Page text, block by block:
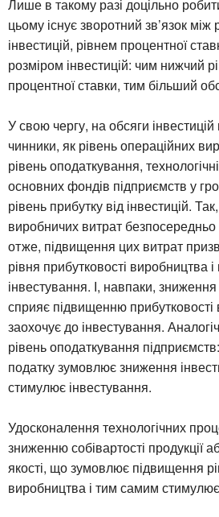
Лише в такому разі доцільно
цьому існує зворотний зв’язок між
інвестицій, рівнем процентної
розміром інвестицій: чим нижчий
процентної ставки, тим більший
У свою чергу, на обсяги інвестицій
чинники, як рівень операційних
рівень оподаткування, технологічні
основних фондів підприємств у
рівень прибутку від інвестицій.
виробничих витрат
отже, підвищення цих витрат
рівня прибутковості виробництва
інвестування. І, навпаки,
сприяє підвищенню прибутковості
заохочує до інвестування.
рівень оподаткування
податку зумовлює зниження
стимулює інвестування.
Удосконалення технологічних
зниженню собівартості продукції
якості, що зумовлює підвищення
виробництва і тим самим